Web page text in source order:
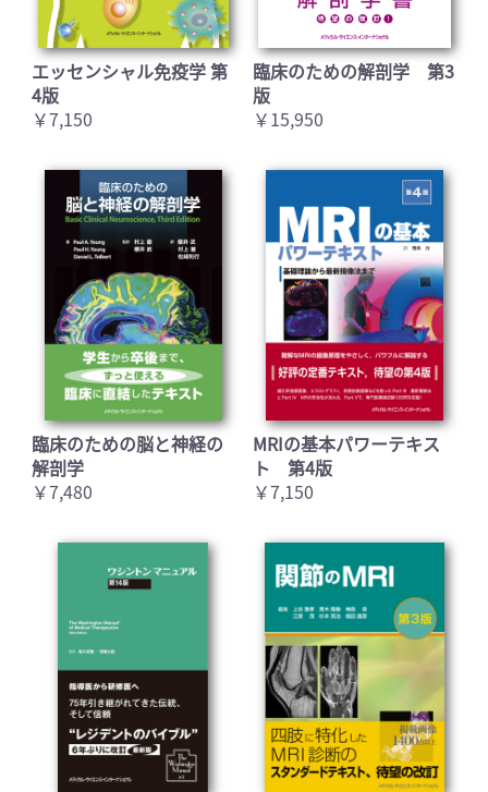
エッセンシャル免疫学 第
4版
￥7,150
臨床のための解剖学 第3
版
￥15,950
臨床のための脳と神経の
解剖学
￥7,480
MRIの基本パワーテキス
ト 第4版
￥7,150